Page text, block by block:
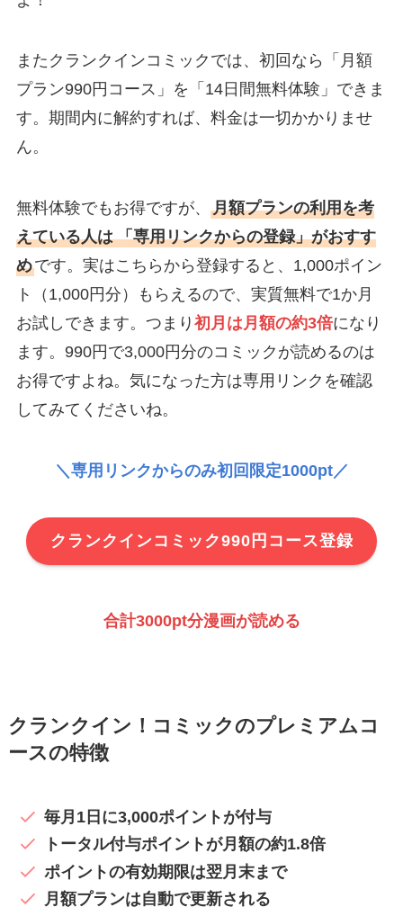
またクランクインコミックでは、初回なら「月額
プラン990円コース」を「14日間無料体験」できま
す。期間内に解約すれば、料金は一切かかりませ
ん。
無料体験でもお得ですが、 月額プランの利用を考
えている人は 「専用リンクからの登録」がおすす
めです。実はこちらから登録すると、1,000ポイン
ト（1,000円分）もらえるので、実質無料で1か月
お試しできます。つまり 初月は月額の約3倍になり
ます。990円で3,000円分のコミックが読めるのは
お得ですよね。気になった方は専用リンクを確認
してみてくださいね。
＼専用リンクからのみ初回限定1000pt／
クランクインコミック990円コース登録
合計3000pt分漫画が読める
クランクイン！コミックのプレミアムコ
ースの特徴
毎月1日に3,000ポイントが付与
トータル付与ポイントが月額の約1.8倍
ポイントの有効期限は翌月末まで
月額プランは自動で更新される